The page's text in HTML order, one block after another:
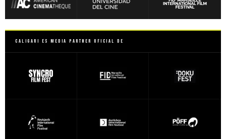
Caligari es Media Partner Oficial de